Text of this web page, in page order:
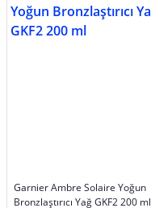
Garnier Ambre Solaire Yoğun
Bronzlaştırıcı Yağ GKF2 200 ml